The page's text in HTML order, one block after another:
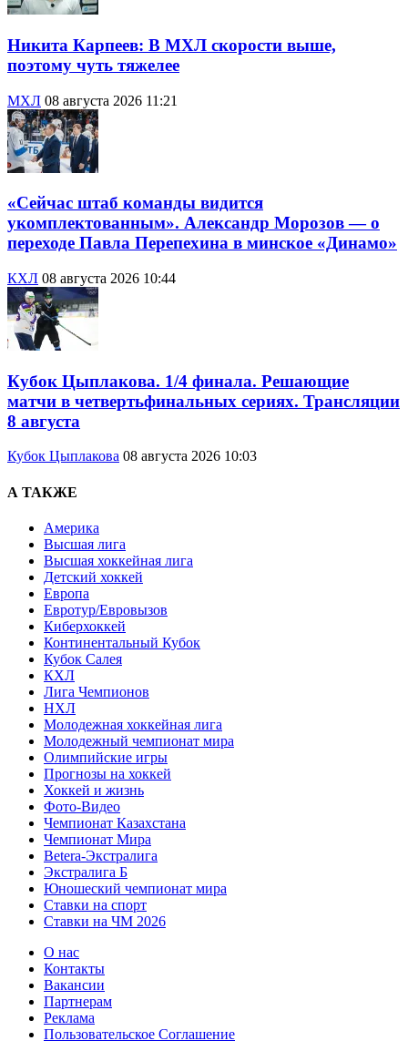
Никита Карпеев: В МХЛ скорости выше,
поэтому чуть тяжелее
МХЛ 08 августа 2026 11:21
«Сейчас штаб команды видится
укомплектованным». Александр Морозов — о
переходе Павла Перепехина в минское «Динамо»
КХЛ 08 августа 2026 10:44
Кубок Цыплакова. 1/4 финала. Решающие
матчи в четвертьфинальных сериях. Трансляции
8 августа
Кубок Цыплакова 08 августа 2026 10:03
А ТАКЖЕ
Америка
Высшая лига
Высшая хоккейная лига
Детский хоккей
Европа
Евротур/Евровызов
Киберхоккей
Континентальный Кубок
Кубок Салея
КХЛ
Лига Чемпионов
НХЛ
Молодежная хоккейная лига
Молодежный чемпионат мира
Олимпийские игры
Прогнозы на хоккей
Хоккей и жизнь
Фото-Видео
Чемпионат Казахстана
Чемпионат Мира
Betera-Экстралига
Экстралига Б
Юношеский чемпионат мира
Ставки на спорт
Ставки на ЧМ 2026
О нас
Контакты
Вакансии
Партнерам
Реклама
Пользовательское Соглашение